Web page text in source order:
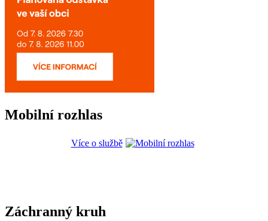
Mobilní rozhlas
Více o službě
Záchranný kruh